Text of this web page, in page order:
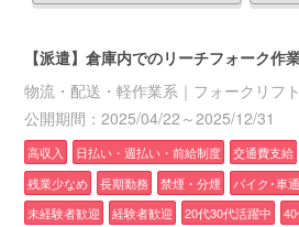
【派遣】倉庫内でのリーチフォーク作
物流・配送・軽作業系｜フォークリフ
公開期間：2025/04/22～2025/12/31
高収入 日払い・週払い・前給制度 交通費支給
残業少なめ
長期勤務 禁煙・分煙 バイク･車
未経験者歓迎
経験者歓迎 20代30代活躍中